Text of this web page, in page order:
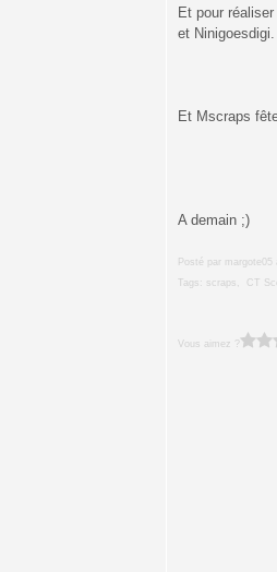
Et pour
et
Et Mscraps
A demain ;)
Posté par margote05
Tags: scraps , CT
Vous aimez ?